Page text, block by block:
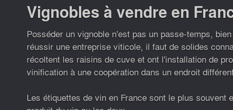
Vignobles à vendre en
Posséder un vignoble n'est pas un passe-temps,
réussir une entreprise viticole, il faut de solides
récoltent les raisins de cuve et ont l'installation de
vinification à une coopération dans un endroit
Les étiquettes de vin en France sont le plus